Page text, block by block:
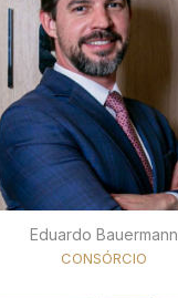
Eduardo Bauermann
CONSÓRCIO